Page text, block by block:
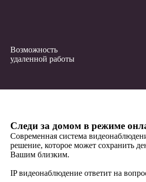
Возможность
удаленной работы
Следи за домом в режиме
Современная система
решение, которое может сохранить
Вашим близким.
IP видеонаблюдение ответит на